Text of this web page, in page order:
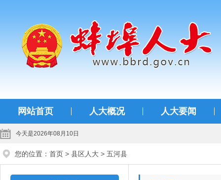
网站首页 人大概况 人大要闻
今天是2026年08月10日
您的位置： 首页 > 县区人大 > 五河县